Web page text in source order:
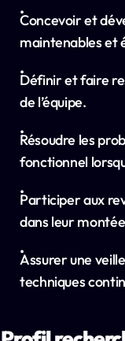
Concevoir et
maintenables et
Définir et faire
de l’équipe.
Résoudre les
fonctionnel
Participer aux
dans leur
Assurer une
techniques